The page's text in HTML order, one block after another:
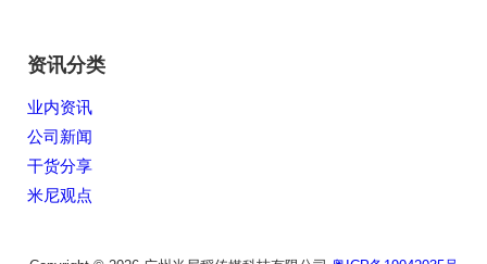
资讯分类
业内资讯
公司新闻
干货分享
米尼观点